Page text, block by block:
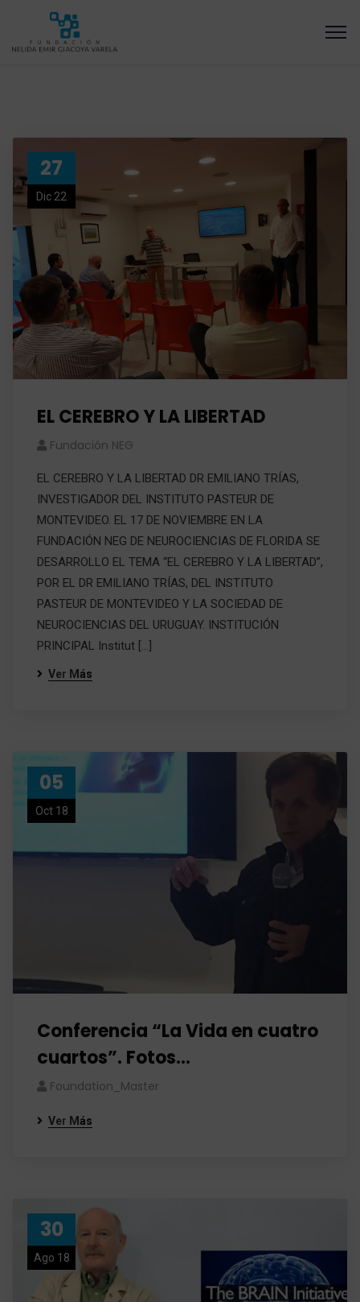
27
Dic 22
EL CEREBRO Y LA LIBERTAD
Fundación NEG
EL CEREBRO Y LA LIBERTAD DR EMILIANO TRÍAS,
INVESTIGADOR DEL INSTITUTO PASTEUR DE
MONTEVIDEO. EL 17 DE NOVIEMBRE EN LA
FUNDACIÓN NEG DE NEUROCIENCIAS DE FLORIDA SE
DESARROLLO EL TEMA “EL CEREBRO Y LA LIBERTAD”,
POR EL DR EMILIANO TRÍAS, DEL INSTITUTO
PASTEUR DE MONTEVIDEO Y LA SOCIEDAD DE
NEUROCIENCIAS DEL URUGUAY. INSTITUCIÓN
PRINCIPAL Institut […]
Ver Más
05
Oct 18
Conferencia “La Vida en cuatro
cuartos”. Fotos…
Foundation_Master
Ver Más
30
Ago 18